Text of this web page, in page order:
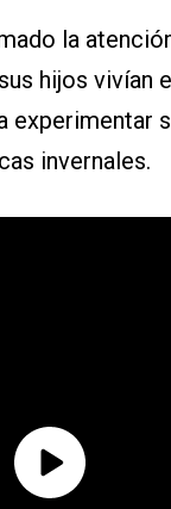
la
hijos vivían
invernales.